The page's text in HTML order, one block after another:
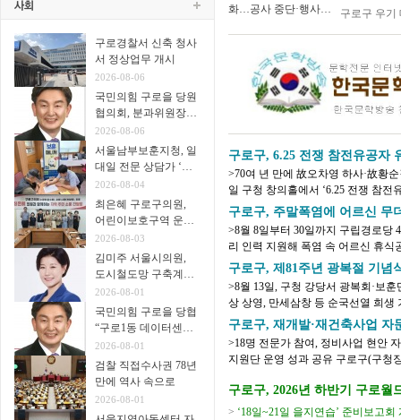
구로경찰서 신축 청사
서 정상업무 개시
2026-08-06
국민의힘 구로을 당원
협의회, 분과위원장∙
협의회장 임명
2026-08-06
서울남부보훈지청, 일
대일 전문 상담가 ‘보
훈매니저’ 운영
2026-08-04
최은혜 구로구의원,
어린이보호구역 운영
개선 주민 간담회 개
최
2026-08-03
김미주 서울시의원,
도시철도망 구축계획
시민공청회 참석
2026-08-01
국민의힘 구로을 당협
“구로1동 데이터센터
추진 중단을”
2026-08-01
검찰 직접수사권 78년
만에 역사 속으로
2026-08-01
화…공사 중단·행사
구로구 우기
구로구, 6.25 전쟁 참전유공자
>70여 년 만에 故오차영 하사·故황
일 구청 창의홀에서 ‘6.25 전쟁 참전
년 시작한 육군본부 주관 ‘6.25 전쟁
구로구, 주말폭염에 어르신 무
>8월 8일부터 30일까지 구립경로당
리 인력 지원해 폭염 속 어르신 휴
지는 가운데 어르신들이 주말과 휴
구로구, 제81주년 광복절 기념
>8월 13일, 구청 강당서 광복회·보
상 상영, 만세삼창 등 순국선열 희생 기려 구로구(구청장 장인홍)는 제81
을 맞아 오는 8월 13일(목) 오전 10시
구로구, 재개발·재건축사업 자
>18명 전문가 참여, 정비사업 현안
지원단 운영 성과 공유 구로구(구청장 장인홍)가 8월 6일 재개발·재건축사업 자문단
구로구, 2026년 하반기 구로월
강생 모집
> ‘18일~21일 을지연습’ 준비보고회